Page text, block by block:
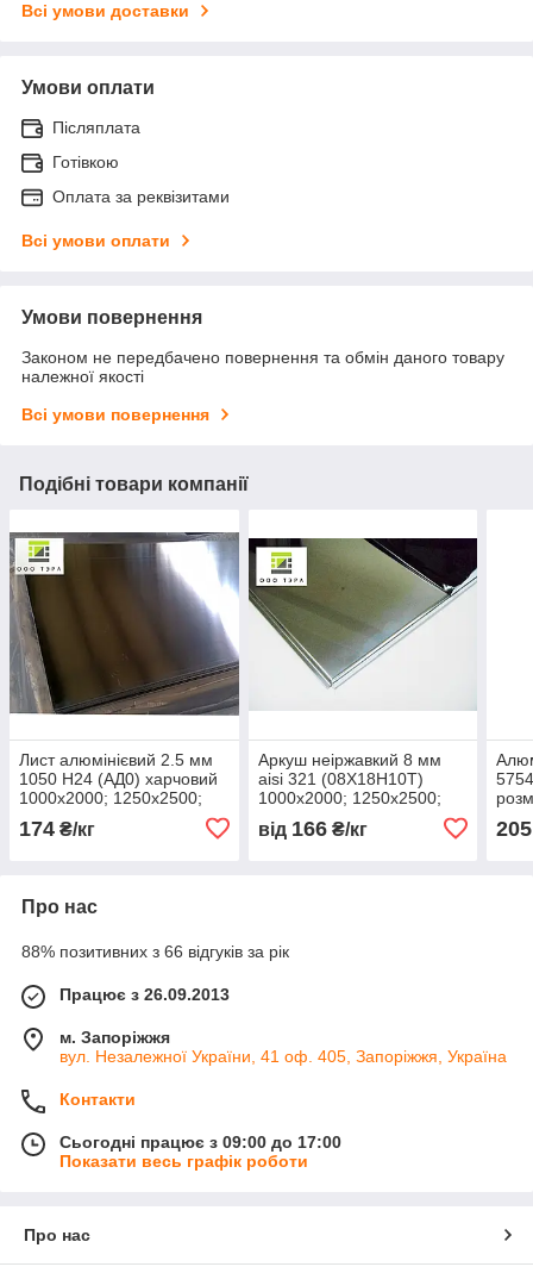
Всі умови доставки
Умови оплати
Післяплата
Готівкою
Оплата за реквізитами
Всі умови оплати
Умови повернення
Законом не передбачено повернення та обмін даного товару
належної якості
Всі умови повернення
Подібні товари компанії
Лист алюмінієвий 2.5 мм
1050 Н24 (АД0) харчовий
1000х2000; 1250х2500;
174 ₴/кг
Аркуш неіржавкий 8 мм
aisi 321 (08Х18Н10Т)
1000х2000; 1250х2500;
1500х3000 мм харчовий
від 166₴/кг 205
Про нас
88% позитивних з 66 відгуків за рік
Працює з 26.09.2013
м. Запоріжжя
вул. Незалежної України, 41 оф. 405, Запоріжжя, Україна
Контакти
Сьогодні працює з 09:00 до 17:00
Показати весь графік роботи
Про нас